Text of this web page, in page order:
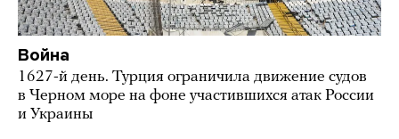
Война
1627-й день. Турция ограничила движение судов
в Черном море на фоне участившихся атак России
и Украины